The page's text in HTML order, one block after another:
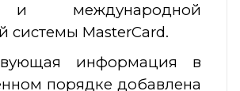
международной
системы MasterCard.
информация в
порядке добавлена